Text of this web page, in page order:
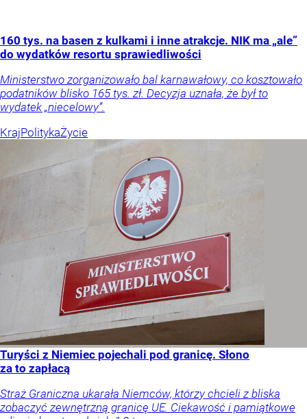
160 tys. na basen z kulkami i inne atrakcje. NIK ma „ale”
do wydatków resortu sprawiedliwości
Ministerstwo zorganizowało bal karnawałowy, co kosztowało
podatników blisko 165 tys. zł. Decyzja uznała, że był to
wydatek „niecelowy”.
KrajPolitykaŻycie
Turyści z Niemiec pojechali pod granicę. Słono
za to zapłacą
Straż Graniczna ukarała Niemców, którzy chcieli z bliska
zobaczyć zewnętrzną granicę UE. Ciekawość i pamiątkowe